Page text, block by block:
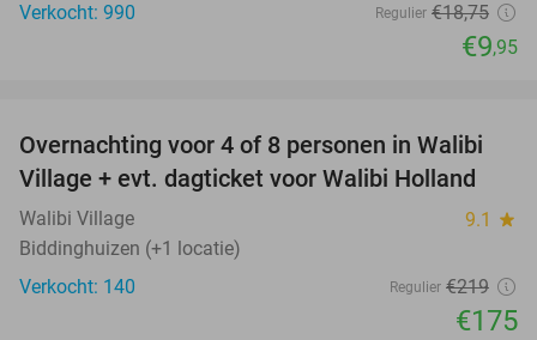
Verkocht: 990
Regulier €18,75
€9,95
20%
Overnachting voor 4 of 8 personen in Walibi
Village + evt. dagticket voor Walibi Holland
Walibi Village 9.1 star
Biddinghuizen (+1 locatie)
Verkocht: 140
Regulier €219
€175